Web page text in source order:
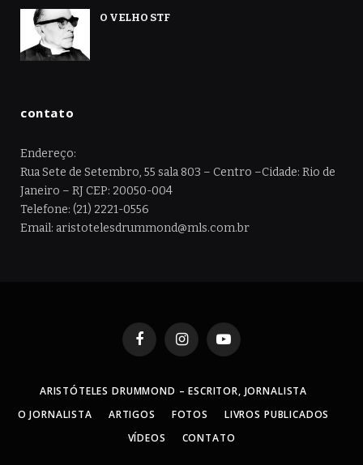
O VELHO STF
contato
Endereço:
Rua Sete de Setembro, 55 sala 803 – Centro –Cidade: Rio de
Janeiro – RJ CEP: 20050-004
Telefone: (21) 2221-0556
Email: aristotelesdrummond@mls.com.br
FacebookInstagramYouTube
ARISTÓTELES DRUMMOND – ESCRITOR, JORNALISTA
O JORNALISTA
ARTIGOS FOTOS
LIVROS PUBLICADOS
VÍDEOS
CONTATO